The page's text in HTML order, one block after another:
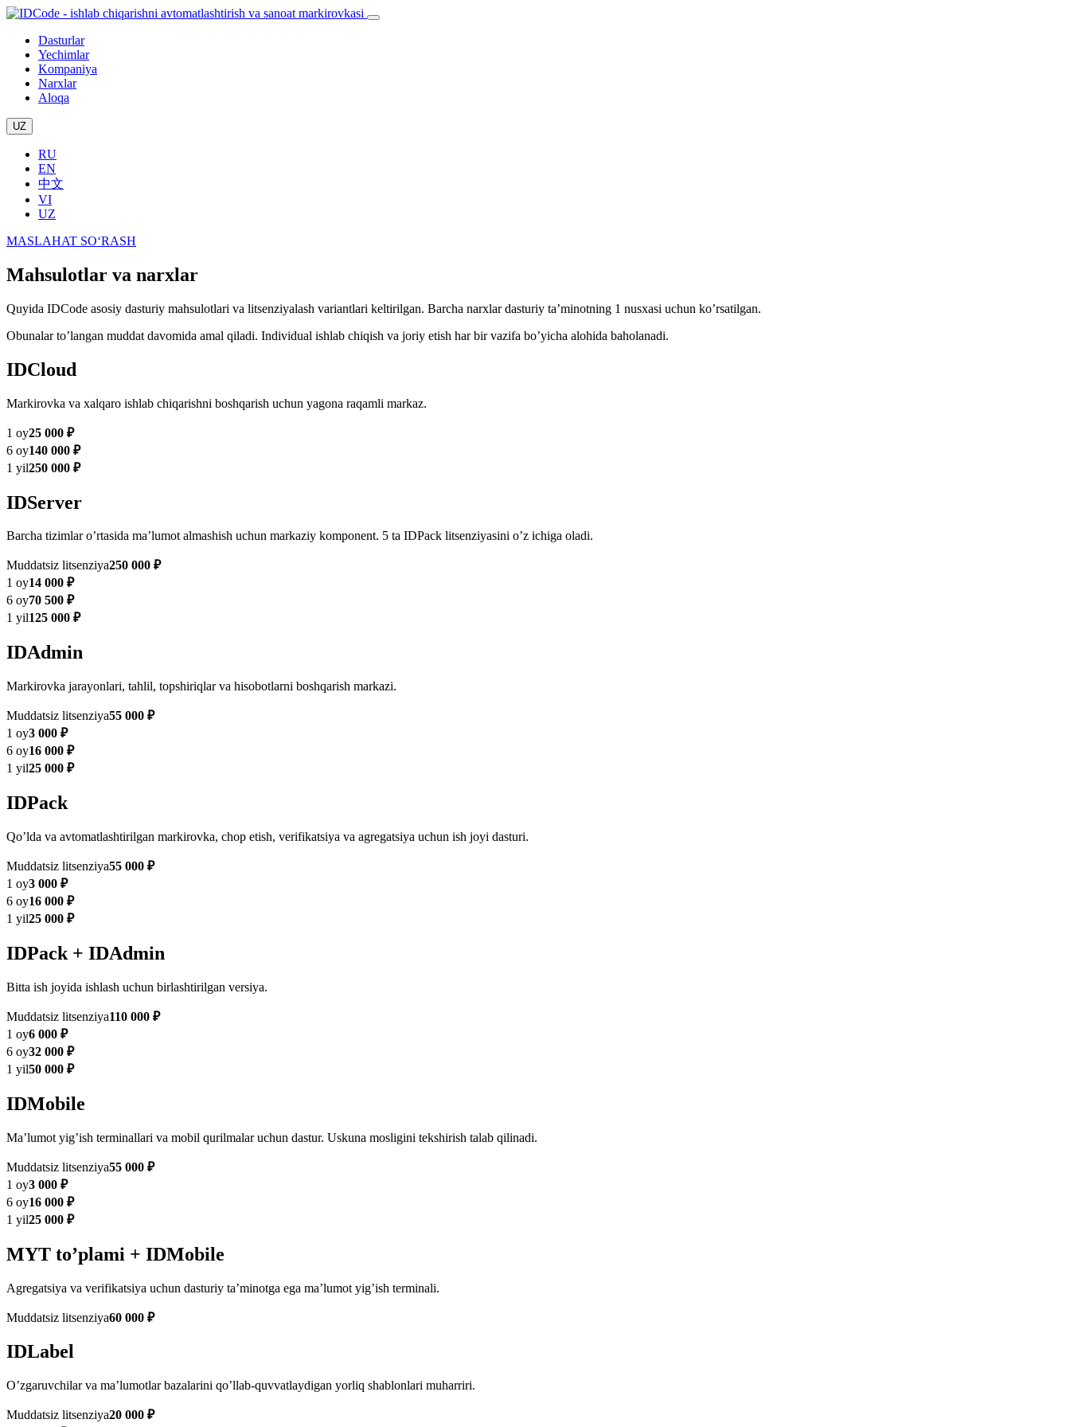
Dasturlar
Yechimlar
Kompaniya
Narxlar
Aloqa
UZ
RU
EN
中文
VI
UZ
MASLAHAT SO‘RASH
Mahsulotlar va narxlar
Quyida IDCode asosiy dasturiy mahsulotlari va litsenziyalash variantlari keltirilgan. Barcha narxlar dasturiy taʼminotning 1 nusxasi uchun koʼrsatilgan.
Obunalar toʼlangan muddat davomida amal qiladi. Individual ishlab chiqish va joriy etish har bir vazifa boʼyicha alohida baholanadi.
IDCloud
Markirovka va xalqaro ishlab chiqarishni boshqarish uchun yagona raqamli markaz.
1 oy25 000 ₽
6 oy140 000 ₽
1 yil250 000 ₽
IDServer
Barcha tizimlar oʼrtasida maʼlumot almashish uchun markaziy komponent. 5 ta IDPack litsenziyasini oʼz ichiga oladi.
Muddatsiz litsenziya250 000 ₽
1 oy14 000 ₽
6 oy70 500 ₽
1 yil125 000 ₽
IDAdmin
Markirovka jarayonlari, tahlil, topshiriqlar va hisobotlarni boshqarish markazi.
Muddatsiz litsenziya55 000 ₽
1 oy3 000 ₽
6 oy16 000 ₽
1 yil25 000 ₽
IDPack
Qoʼlda va avtomatlashtirilgan markirovka, chop etish, verifikatsiya va agregatsiya uchun ish joyi dasturi.
Muddatsiz litsenziya55 000 ₽
1 oy3 000 ₽
6 oy16 000 ₽
1 yil25 000 ₽
IDPack + IDAdmin
Bitta ish joyida ishlash uchun birlashtirilgan versiya.
Muddatsiz litsenziya110 000 ₽
1 oy6 000 ₽
6 oy32 000 ₽
1 yil50 000 ₽
IDMobile
Maʼlumot yigʼish terminallari va mobil qurilmalar uchun dastur. Uskuna mosligini tekshirish talab qilinadi.
Muddatsiz litsenziya55 000 ₽
1 oy3 000 ₽
6 oy16 000 ₽
1 yil25 000 ₽
MYT toʼplami + IDMobile
Agregatsiya va verifikatsiya uchun dasturiy taʼminotga ega maʼlumot yigʼish terminali.
Muddatsiz litsenziya60 000 ₽
IDLabel
Oʼzgaruvchilar va maʼlumotlar bazalarini qoʼllab-quvvatlaydigan yorliq shablonlari muharriri.
Muddatsiz litsenziya20 000 ₽